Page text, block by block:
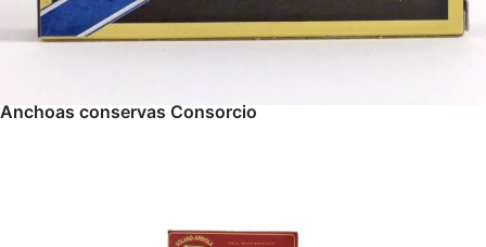
Anchoas conservas Consorcio